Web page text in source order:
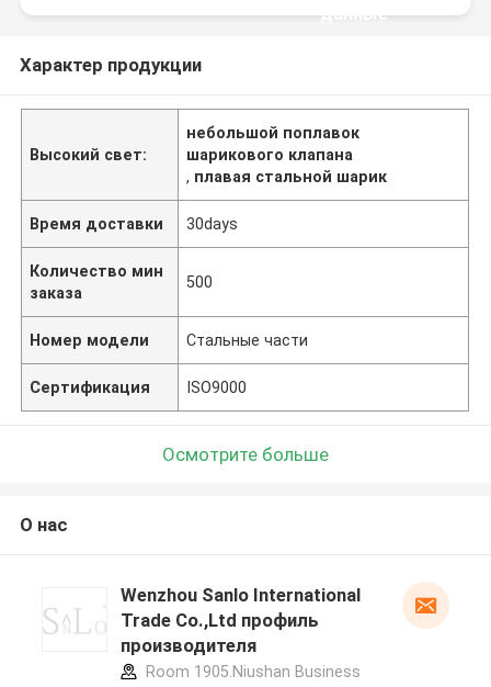
данные
Характер продукции
Высокий свет:
небольшой поплавок
шарикового клапана
, плавая стальной шарик
Время доставки 30days
Количество мин
заказа
500
Номер модели Стальные части
Сертификация ISO9000
Осмотрите больше
О нас
Wenzhou Sanlo International
Trade Co.,Ltd профиль
производителя
Room 1905.Niushan Business